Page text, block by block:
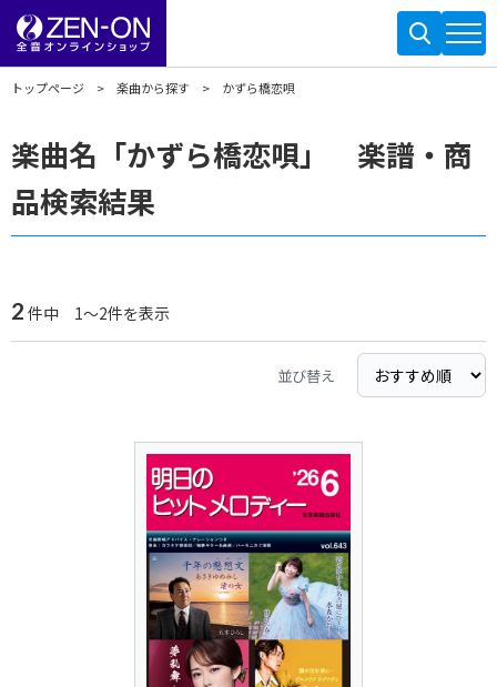
トップページ 楽曲から探す かずら橋恋唄
楽曲名「かずら橋恋唄」 楽譜・商
品検索結果
2 件中 1～2件を表示
並び替え